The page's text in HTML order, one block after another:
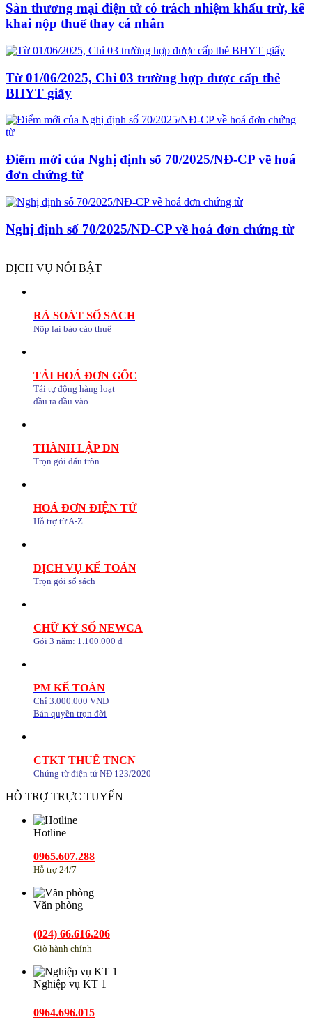
Sàn thương mại điện tử có trách nhiệm khấu trừ, kê
khai nộp thuế thay cá nhân
Từ 01/06/2025, Chỉ 03 trường hợp được cấp thẻ
BHYT giấy
Điểm mới của Nghị định số 70/2025/NĐ-CP về hoá
đơn chứng từ
Nghị định số 70/2025/NĐ-CP về hoá đơn chứng từ
DỊCH VỤ NỔI BẬT
RÀ SOÁT SỔ SÁCH
Nộp lại báo cáo thuế
TẢI HOÁ ĐƠN GỐC
Tải tự động hàng loạt
đầu ra đầu vào
THÀNH LẬP DN
Trọn gói dấu tròn
HOÁ ĐƠN ĐIỆN TỬ
Hỗ trợ từ A-Z
DỊCH VỤ KẾ TOÁN
Trọn gói sổ sách
CHỮ KÝ SỐ NEWCA
Gói 3 năm: 1.100.000 đ
PM KẾ TOÁN
Chỉ 3.000.000 VNĐ
Bản quyền trọn đời
CTKT THUẾ TNCN
Chứng từ điện tử NĐ 123/2020
HỖ TRỢ TRỰC TUYẾN
Hotline
0965.607.288
Hỗ trợ 24/7
Văn phòng
(024) 66.616.206
Giờ hành chính
Nghiệp vụ KT 1
0964.696.015